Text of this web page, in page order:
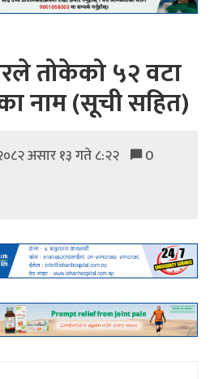
तोकेको ५२ वटा
नाम (सूची सहित)
असार १३ गते ८:२२ 0